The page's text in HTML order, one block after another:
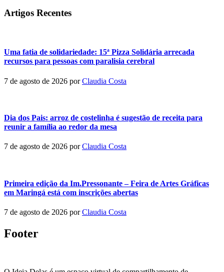
Artigos Recentes
Uma fatia de solidariedade: 15ª Pizza Solidária arrecada
recursos para pessoas com paralisia cerebral
7 de agosto de 2026 porClaudia Costa
Dia dos Pais: arroz de costelinha é sugestão de receita para
reunir a família ao redor da mesa
7 de agosto de 2026 porClaudia Costa
Primeira edição da Im.Pressonante – Feira de Artes Gráficas
em Maringá está com inscrições abertas
7 de agosto de 2026 porClaudia Costa
Footer